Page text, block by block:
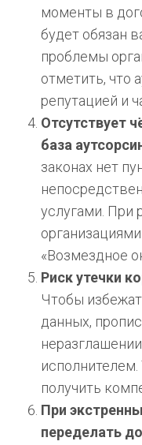
моменты в
будет обязан
проблемы
отметить, что
репутацией и
Отсутствует
база
законах нет
услугами. При
«Возмездное
Риск утечки
Чтобы
данных,
получить
При
переделать